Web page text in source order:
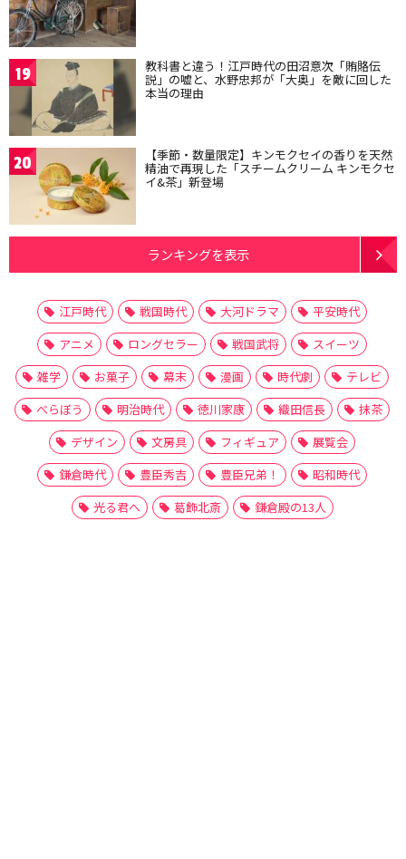
19 教科書と違う！江戸時代の田沼意次「賄賂伝
説」の嘘と、水野忠邦が「大奥」を敵に回した
本当の理由
20 【季節・数量限定】キンモクセイの香りを天然
精油で再現した「スチームクリーム キンモクセ
イ&茶」新登場
ランキングを表示
江戸時代 戦国時代 大河ドラマ
平安時代
アニメ
ロングセラー 戦国武将
スイーツ
雑学
お菓子 幕末 漫画 時代劇
テレビ
べらぼう
明治時代 徳川家康 織田信長
抹茶
デザイン
文房具 フィギュア
展覧会
鎌倉時代
豊臣秀吉 豊臣兄弟！
昭和時代
光る君へ
葛飾北斎 鎌倉殿の13人